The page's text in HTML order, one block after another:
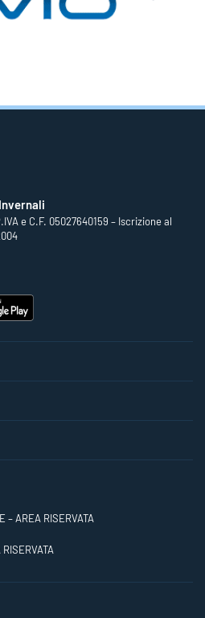
e C.F. 05027640159 – Iscrizione al
– AREA RISERVATA